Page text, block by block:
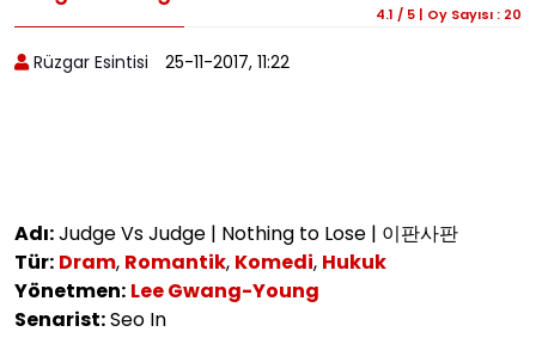
4.1 / 5 | Oy Sayısı : 20
Rüzgar Esintisi 25-11-2017, 11:22
Adı:Judge Vs Judge | Nothing to Lose | 이판사판
Tür: Dram, Romantik, Komedi, Hukuk
Yönetmen: Lee Gwang-Young
Senarist:Seo In